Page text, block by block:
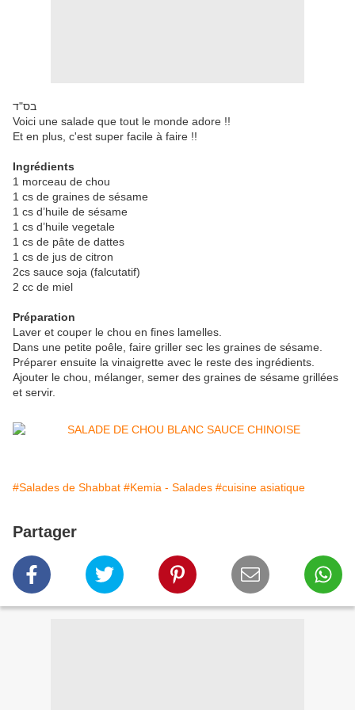
בס"ד
Voici une salade que tout le monde adore !!
Et en plus, c'est super facile à faire !!
Ingrédients
1 morceau de chou
1 cs de graines de sésame
1 cs d’huile de sésame
1 cs d’huile vegetale
1 cs de pâte de dattes
1 cs de jus de citron
2cs sauce soja (falcutatif)
2 cc de miel
Préparation
Laver et couper le chou en fines lamelles.
Dans une petite poêle, faire griller sec les graines de sésame.
Préparer ensuite la vinaigrette avec le reste des ingrédients.
Ajouter le chou, mélanger, semer des graines de sésame grillées
et servir.
#Salades de Shabbat #Kemia - Salades #cuisine asiatique
Partager